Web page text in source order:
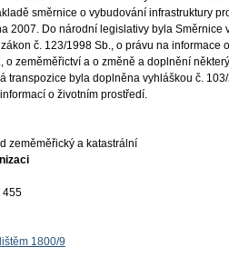
směrnice o vybudování infrastruktury
2007. Do národní legislativy byla
č. 123/1998 Sb., o právu na informace
o zeměměřictví a o změně a doplnění
transpozice byla doplněna vyhláškou č.
o životním prostředí.
zeměměřický a katastrální
455
1800/9